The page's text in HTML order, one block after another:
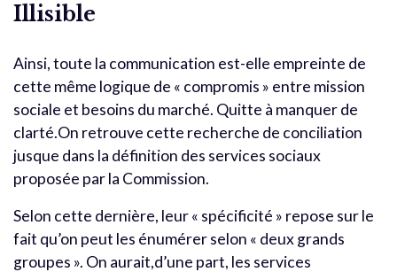
Illisible
Ainsi, toute la communication est-elle empreinte de
cette même logique de « compromis » entre mission
sociale et besoins du marché. Quitte à manquer de
clarté.On retrouve cette recherche de conciliation
jusque dans la définition des services sociaux
proposée par la Commission.
Selon cette dernière, leur « spécificité » repose sur le
fait qu’on peut les énumérer selon « deux grands
groupes ». On aurait,d’une part, les services